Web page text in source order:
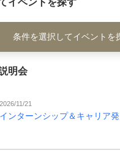
条件を選択してイベントを
明会
2026/11/21
インターンシップ＆キャリア